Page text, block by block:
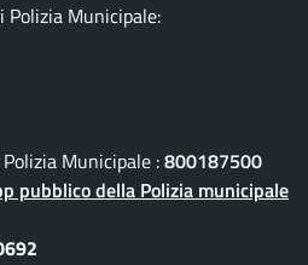
Polizia Municipale:
Municipale :800187500
pubblico della Polizia municipale